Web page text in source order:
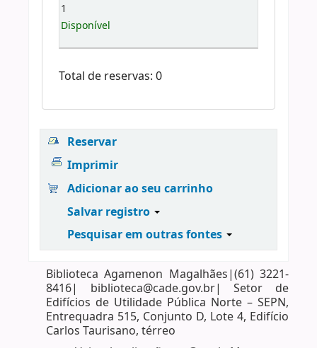
1
Disponível
Total de reservas: 0
Reservar
Imprimir
Adicionar ao seu carrinho
Salvar registro
Pesquisar em outras fontes
Biblioteca Agamenon Magalhães|(61) 3221-
8416| biblioteca@cade.gov.br| Setor de
Edifícios de Utilidade Pública Norte – SEPN,
Entrequadra 515, Conjunto D, Lote 4, Edifício
Carlos Taurisano, térreo